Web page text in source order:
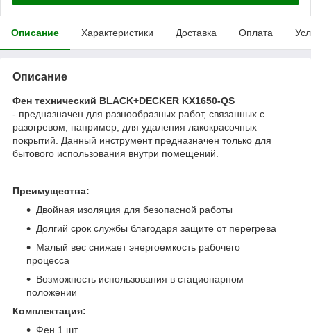
Описание Характеристики Доставка Оплата
Описание
Фен технический BLACK+DECKER KX1650-QS
- предназначен для разнообразных работ, связанных с
разогревом, например, для удаления лакокрасочных
покрытий. Данный инструмент предназначен только для
бытового использования внутри помещений.
Преимущества:
Двойная изоляция для безопасной работы
Долгий срок службы благодаря защите от перегрева
Малый вес снижает энергоемкость рабочего
процесса
Возможность использования в стационарном
положении
Комплектация:
Фен 1 шт.